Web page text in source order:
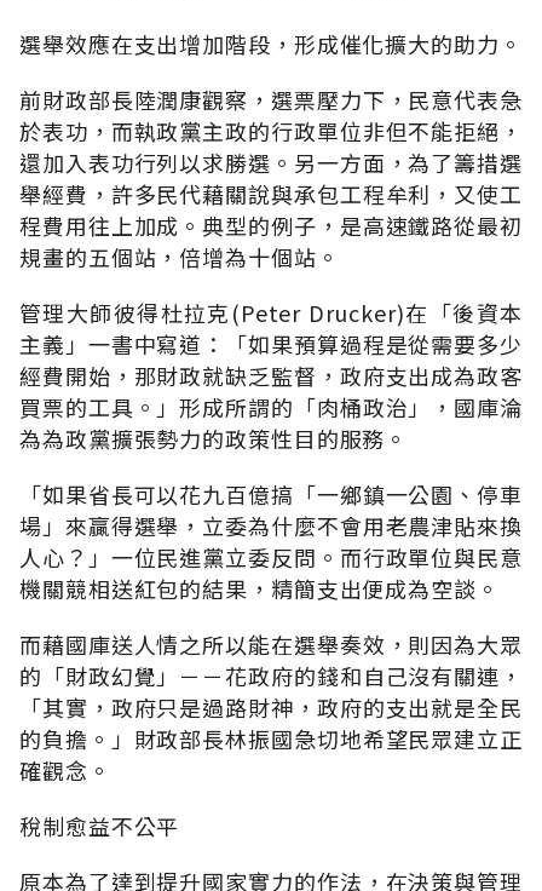
選舉效應在支出增加階段，形成催化擴大的助力。
前財政部長陸潤康觀察，選票壓力下，民意代表急
於表功，而執政黨主政的行政單位非但不能拒絕，
還加入表功行列以求勝選。另一方面，為了籌措選
舉經費，許多民代藉關說與承包工程牟利，又使工
程費用往上加成。典型的例子，是高速鐵路從最初
規畫的五個站，倍增為十個站。
管理大師彼得杜拉克(Peter Drucker)在「後資本
主義」一書中寫道：「如果預算過程是從需要多少
經費開始，那財政就缺乏監督，政府支出成為政客
買票的工具。」形成所謂的「肉桶政治」，國庫淪
為為政黨擴張勢力的政策性目的服務。
「如果省長可以花九百億搞「一鄉鎮一公園、停車
場」來贏得選舉，立委為什麼不會用老農津貼來換
人心？」一位民進黨立委反問。而行政單位與民意
機關競相送紅包的結果，精簡支出便成為空談。
而藉國庫送人情之所以能在選舉奏效，則因為大眾
的「財政幻覺」－－花政府的錢和自己沒有關連，
「其實，政府只是過路財神，政府的支出就是全民
的負擔。」財政部長林振國急切地希望民眾建立正
確觀念。
稅制愈益不公平
原本為了達到提升國家實力的作法，在決策與管理